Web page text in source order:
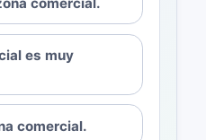
es muy
comercial.